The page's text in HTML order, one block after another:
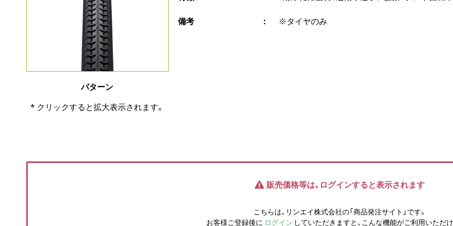
パターン
* クリックすると拡大表示されます。
備考 ※タイヤのみ
販売価格等は、ログインすると表示されます
こちらは、リンエイ株式会社の「商品発注サイト」です。
お客様ご登録後に ログイン していただきますと、こんな機能がご利用いただ